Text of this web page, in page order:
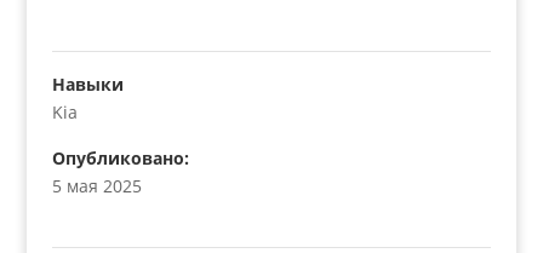
Навыки
Kia
Опубликовано:
5 мая 2025